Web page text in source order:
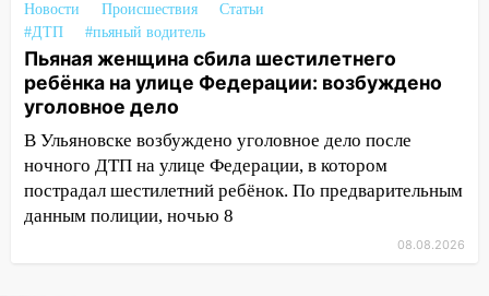
ветром сорвало опалубку со
строящегося дома
13:54 В мэрии Ульяновска рассказали,
как устраняют последствия мощного
шторма
13:49 Стихия продолжает крушить
Ульяновск: дерево рухнуло на дом на
Орджоникидзе
Новости Происшествия
Статьи
#ДТП
#пьяный водитель
Пьяная женщина сбила шестилетнего
ребёнка на улице Федерации: возбуждено
уголовное дело
В Ульяновске возбуждено уголовное дело после
ночного ДТП на улице Федерации, в котором
пострадал шестилетний ребёнок. По предварительным
данным полиции, ночью 8
08.08.2026